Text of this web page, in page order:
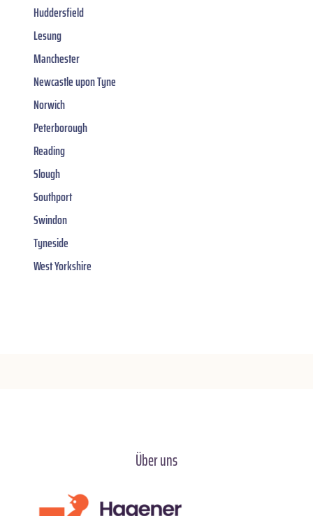
Huddersfield
Lesung
Manchester
Newcastle upon Tyne
Norwich
Peterborough
Reading
Slough
Southport
Swindon
Tyneside
West Yorkshire
Über uns